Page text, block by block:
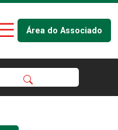
Área do Associado